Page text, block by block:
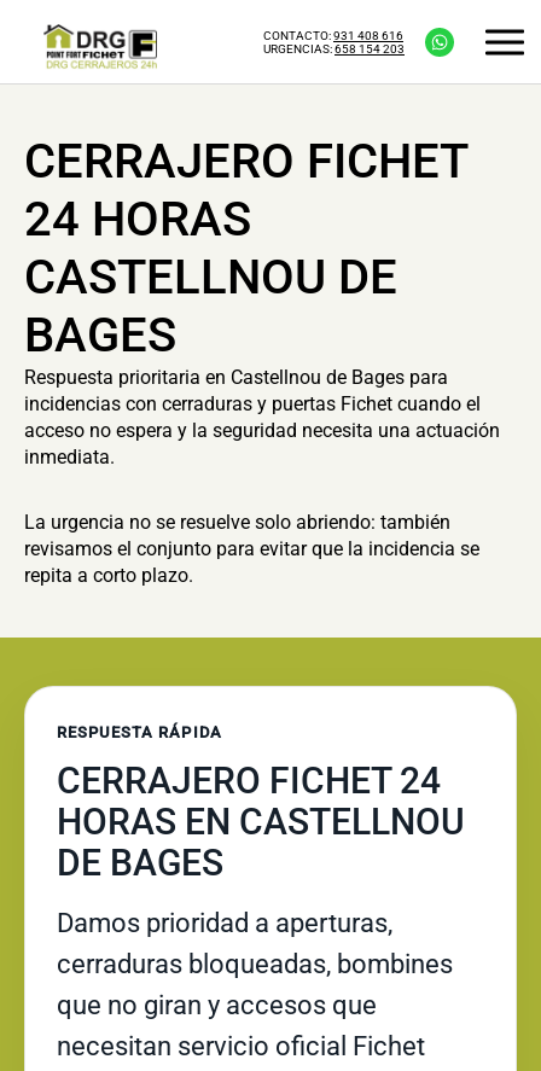
CONTACTO:931 408 616
URGENCIAS:658 154 203
CERRAJERO FICHET
24 HORAS
CASTELLNOU DE
BAGES
Respuesta prioritaria en Castellnou de Bages para
incidencias con cerraduras y puertas Fichet cuando el
acceso no espera y la seguridad necesita una actuación
inmediata.
La urgencia no se resuelve solo abriendo: también
revisamos el conjunto para evitar que la incidencia se
repita a corto plazo.
RESPUESTA RÁPIDA
CERRAJERO FICHET 24
HORAS EN CASTELLNOU
DE BAGES
Damos prioridad a aperturas,
cerraduras bloqueadas, bombines
que no giran y accesos que
necesitan servicio oficial Fichet